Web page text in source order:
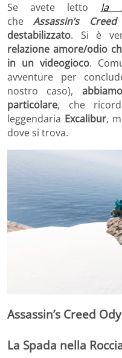
Se avete letto la
cheAssassin’s
destabilizzato. Si è
relazione amore/odio
in un videogioco.
avventure per
nostro caso),
particolare, che
leggendaria Excalibur,
dove si trova.
Assassin’s Creed
La Spada nella